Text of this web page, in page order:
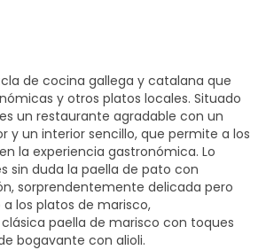
de cocina gallega y catalana que
y otros platos locales. Situado
un restaurante agradable con un
y un interior sencillo, que permite a los
la experiencia gastronómica. Lo
sin duda la paella de pato con
sorprendentemente delicada pero
a los platos de marisco,
paella de marisco con toques
bogavante con alioli.